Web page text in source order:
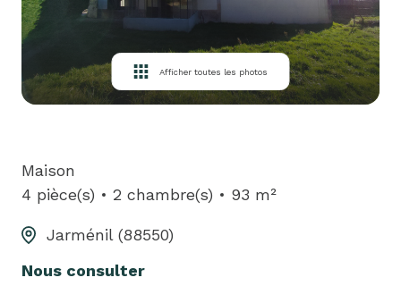
loués
contact
Afficher toutes les photos
Maison
4 pièce(s)
2 chambre(s) 93 m²
Jarménil (88550)
Nous consulter